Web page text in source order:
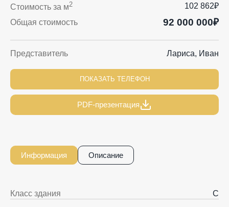
Стоимость за м2
102 862₽
Общая стоимость
92 000 000₽
Представитель Лариса, Иван
ПОКАЗАТЬ ТЕЛЕФОН
PDF-презентация
Информация Описание
Класс здания C